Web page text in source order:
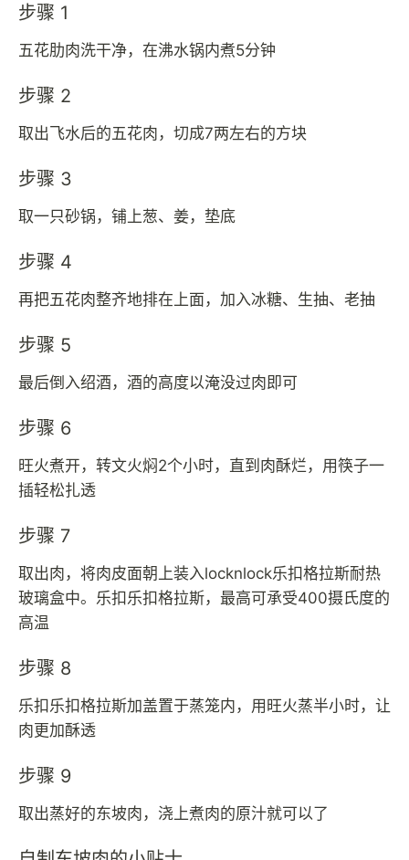
步骤 1
五花肋肉洗干净，在沸水锅内煮5分钟
步骤 2
取出飞水后的五花肉，切成7两左右的方块
步骤 3
取一只砂锅，铺上葱、姜，垫底
步骤 4
再把五花肉整齐地排在上面，加入冰糖、生抽、老抽
步骤 5
最后倒入绍酒，酒的高度以淹没过肉即可
步骤 6
旺火煮开，转文火焖2个小时，直到肉酥烂，用筷子一
插轻松扎透
步骤 7
取出肉，将肉皮面朝上装入locknlock乐扣格拉斯耐热
玻璃盒中。乐扣乐扣格拉斯，最高可承受400摄氏度的
高温
步骤 8
乐扣乐扣格拉斯加盖置于蒸笼内，用旺火蒸半小时，让
肉更加酥透
步骤 9
取出蒸好的东坡肉，浇上煮肉的原汁就可以了